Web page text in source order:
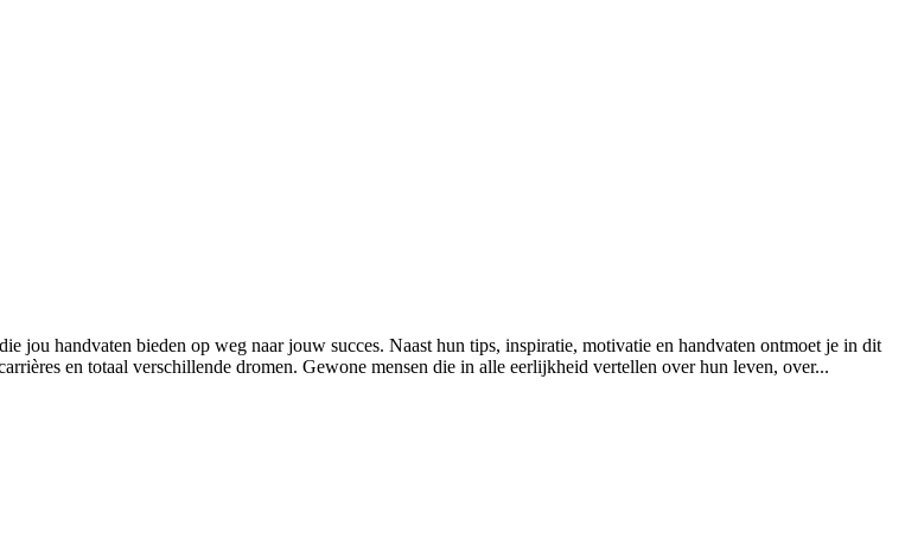
handvaten bieden op weg naar jouw succes. Naast hun tips, inspiratie, motivatie en handvaten ontmoet je in dit
en totaal verschillende dromen. Gewone mensen die in alle eerlijkheid vertellen over hun leven, over...